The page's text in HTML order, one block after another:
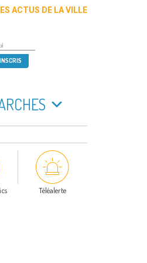
ACTUS DE LA VILLE
Téléalerte